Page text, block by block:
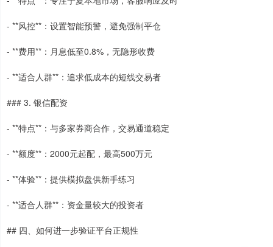
- **风控**：设置智能预警，避免强制平仓
- **费用**：月息低至0.8%，无隐形收费
- **适合人群**：追求低成本的短线交易者
### 3. 银信配资
- **特点**：与多家券商合作，交易通道稳定
- **额度**：2000元起配，最高500万元
- **体验**：提供模拟盘供新手练习
- **适合人群**：资金量较大的投资者
## 四、如何进一步验证平台正规性